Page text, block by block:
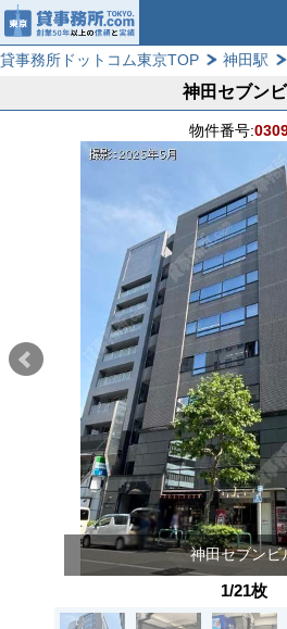
貸事務所ドットコム東京TOP 神田駅
神田セブン
物件番号:
神田セブンビ
1/21枚